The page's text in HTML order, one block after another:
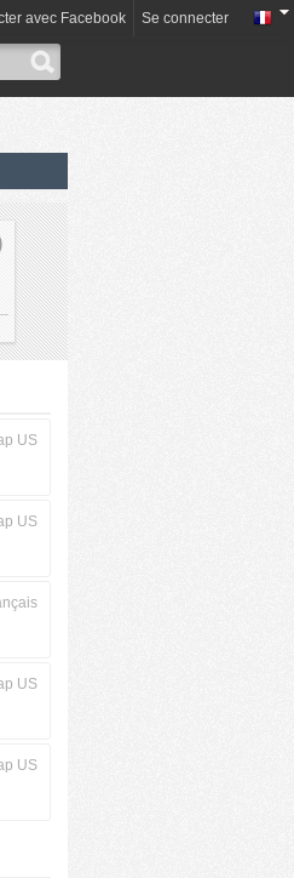
avec Facebook Se connecter
US
US
US
US